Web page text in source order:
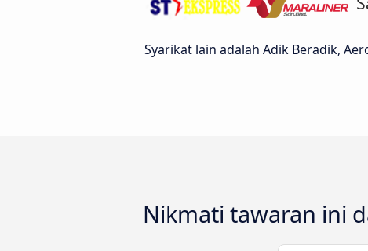
Syarikat lain adalah Adik Beradik,
Nikmati tawaran ini